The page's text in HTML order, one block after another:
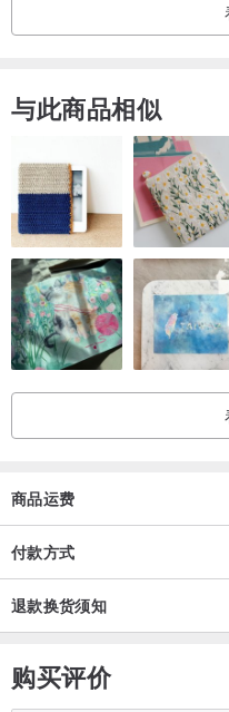
60￼棉＋34￼尼龙＋4￼聚酯纤
▲手洗／最高水温不超过30℃
▲不可以用机器烘干
关于＋10・加拾
2012年末创立于台湾的袜子品牌
“不管你拥有的是什么样的宇宙
自己为中心的世界活得更宽阔
度，从新锐设计师与传统织袜
海岛冒险精神当中的玩心，而航
产地/制造方式
台湾
与此商品相似
商品运费
付款方式
退款换货须知
购买评价